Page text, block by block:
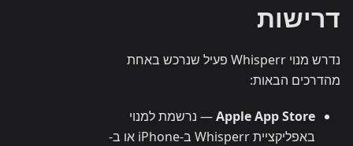
דרישות
נדרש מנוי Whisperr פעיל שנרכש באחת
מהדרכים הבאות:
Apple App Store— נרשמת למנוי
באפליקציית Whisperr ב-iPhone או ב-